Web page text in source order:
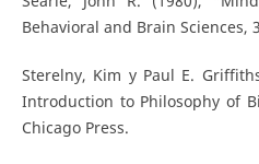
Behavioral and Brain Sciences,
Sterelny, Kim y Paul E.
Introduction to Philosophy of
Chicago Press.